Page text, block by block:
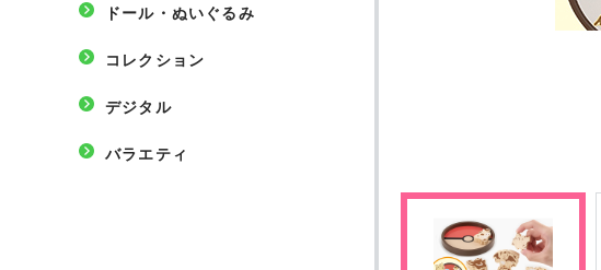
ドール・ぬいぐるみ
コレクション
デジタル
バラエティ